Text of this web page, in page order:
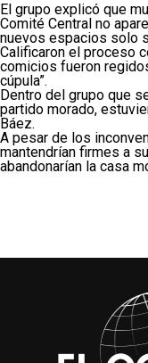
El grupo explicó que
Comité Central no
nuevos espacios solo
Calificaron el proceso
comicios fueron
cúpula”.
Dentro del grupo que
partido morado,
Báez.
A pesar de los
mantendrían firmes a
abandonarían la casa